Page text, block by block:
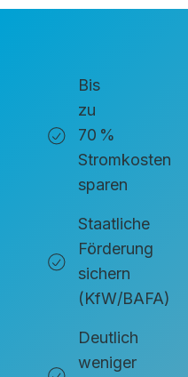
Bis
zu
70 %
Stromkosten
sparen
Staatliche
Förderung
sichern
(KfW/BAFA)
Deutlich
weniger